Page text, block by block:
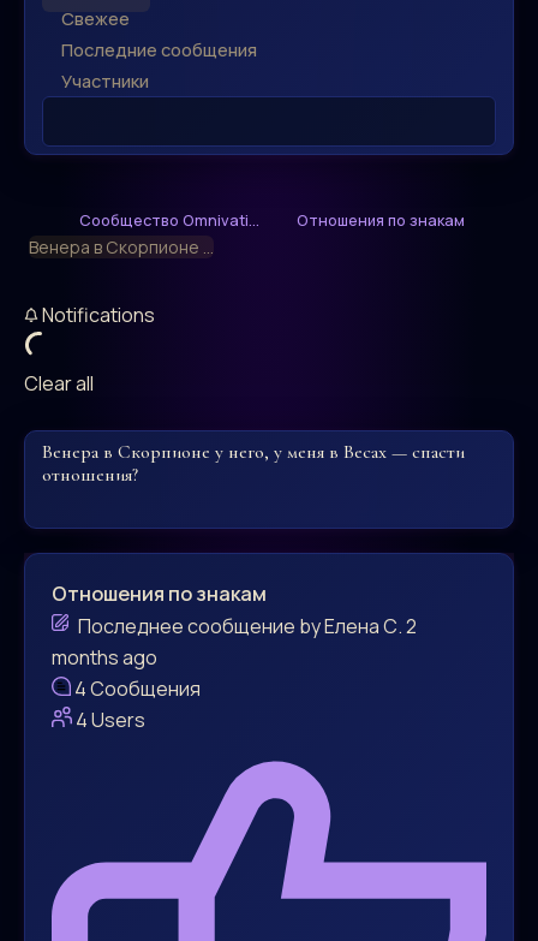
Свежее
Последние сообщения
Участники
Сообщество Omnivati... Отношения по знакам
Венера в Скорпионе ...
Notifications
Clear all
Венера в Скорпионе у него, у меня в Весах — спасти
отношения?
Отношения по знакам
Последнее сообщение byЕлена С.2
months ago
4Сообщения
4Users